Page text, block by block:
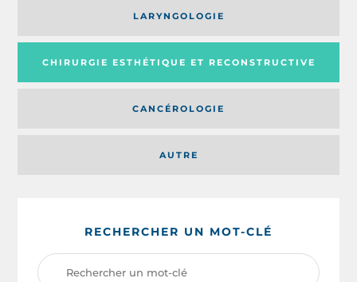
AUTRE
LARYNGOLOGIE
CHIRURGIE ESTHÉTIQUE ET RECONSTRUCTIVE
CANCÉROLOGIE
RECHERCHER UN MOT-CLÉ